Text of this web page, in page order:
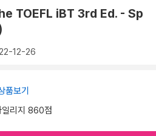
TOEFL iBT 3rd Ed. - Sp
12-26
품보기
리지 860점